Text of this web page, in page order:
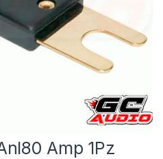
Amp 1Pz